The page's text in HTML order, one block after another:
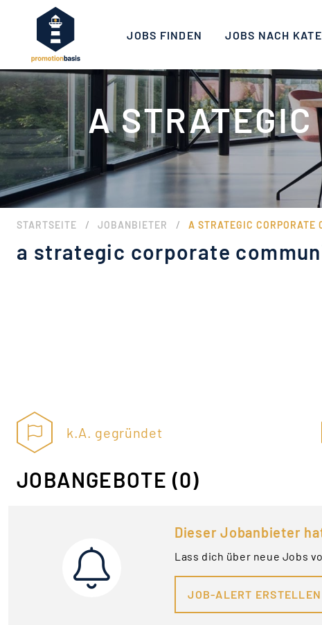
JOBS FINDEN JOBS NACH
A STRATEGIC
STARTSEITE / JOBANBIETER / A STRATEGIC CORPORATE
a strategic corporate
k.A. gegründet
JOBANGEBOTE (0)
Dieser Jobanbieter
Lass dich über neue Jobs
JOB-ALERT ERSTELLEN